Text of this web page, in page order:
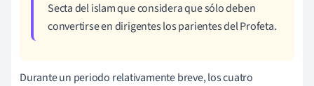
Secta del islam que considera que sólo deben
convertirse en dirigentes los parientes del Profeta.
Durante un periodo relativamente breve, los cuatro